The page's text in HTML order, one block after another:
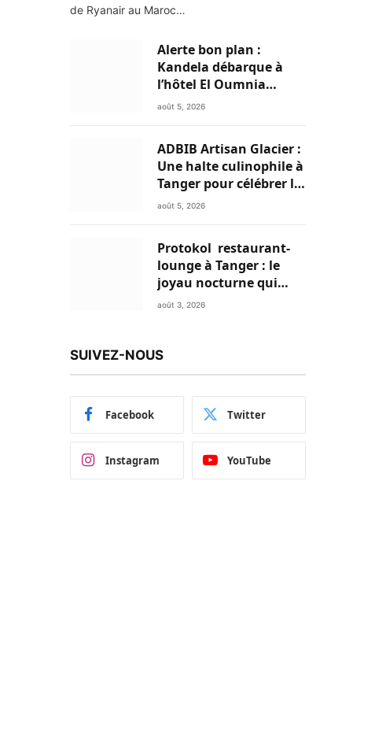
de Ryanair au Maroc…
Alerte bon plan :
Kandela débarque à
l’hôtel El Oumnia
Puerto pour enflammer
août 5, 2026
ADBIB Artisan Glacier :
Une halte culinophile à
Tanger pour célébrer la
glace traditionnelle
août 5, 2026
Protokol restaurant-
lounge à Tanger : le
joyau nocturne qui
réinvente vos soirées
août 3, 2026
SUIVEZ-NOUS
Facebook Twitter
Instagram YouTube